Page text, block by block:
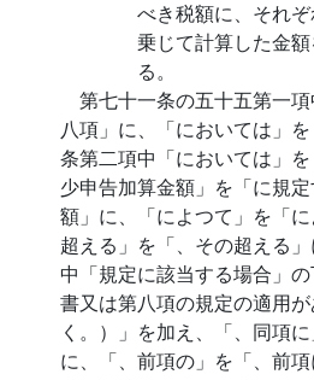
べき税額に、それ
乗じて計算した金
る。
第七十一条の五十五第一
八項」に、「においては」
条第二項中「においては」
少申告加算金額」を「に規
額」に、「によつて」を「
超える」を「、その超える
中「規定に該当する場合」
書又は第八項の規定の適用
く。）」を加え、「、同項に
に、「、前項の」を「、前項